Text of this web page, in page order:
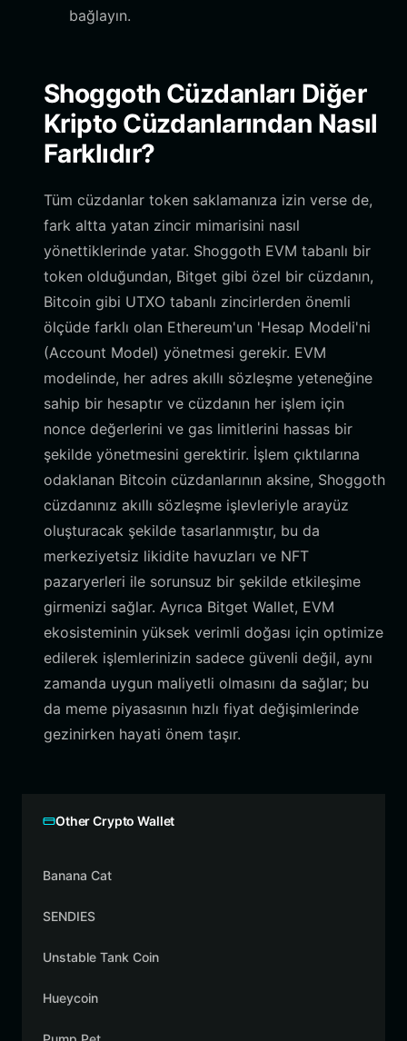
bağlayın.
Shoggoth Cüzdanları Diğer
Kripto Cüzdanlarından Nasıl
Farklıdır?
Tüm cüzdanlar token saklamanıza izin verse de,
fark altta yatan zincir mimarisini nasıl
yönettiklerinde yatar. Shoggoth EVM tabanlı bir
token olduğundan, Bitget gibi özel bir cüzdanın,
Bitcoin gibi UTXO tabanlı zincirlerden önemli
ölçüde farklı olan Ethereum'un 'Hesap Modeli'ni
(Account Model) yönetmesi gerekir. EVM
modelinde, her adres akıllı sözleşme yeteneğine
sahip bir hesaptır ve cüzdanın her işlem için
nonce değerlerini ve gas limitlerini hassas bir
şekilde yönetmesini gerektirir. İşlem çıktılarına
odaklanan Bitcoin cüzdanlarının aksine, Shoggoth
cüzdanınız akıllı sözleşme işlevleriyle arayüz
oluşturacak şekilde tasarlanmıştır, bu da
merkeziyetsiz likidite havuzları ve NFT
pazaryerleri ile sorunsuz bir şekilde etkileşime
girmenizi sağlar. Ayrıca Bitget Wallet, EVM
ekosisteminin yüksek verimli doğası için optimize
edilerek işlemlerinizin sadece güvenli değil, aynı
zamanda uygun maliyetli olmasını da sağlar; bu
da meme piyasasının hızlı fiyat değişimlerinde
gezinirken hayati önem taşır.
Other Crypto Wallet
Banana Cat
SENDIES
Unstable Tank Coin
Hueycoin